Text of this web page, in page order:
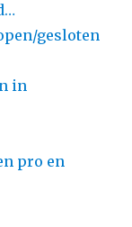
gesloten
in
pro en